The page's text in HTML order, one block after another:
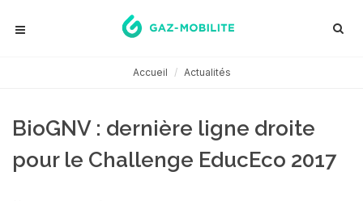
Accueil Actualités
BioGNV : dernière ligne droite
pour le Challenge EducEco 2017